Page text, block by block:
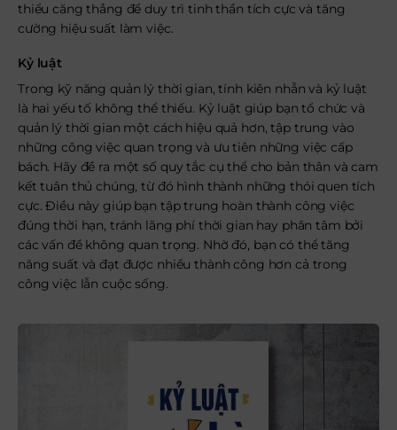
thiểu căng thẳng để duy trì tinh thần tích cực và tăng
cường hiệu suất làm việc.
Kỷ luật
Trong kỹ năng quản lý thời gian, tính kiên nhẫn và kỷ luật
là hai yếu tố không thể thiếu. Kỷ luật giúp bạn tổ chức và
quản lý thời gian một cách hiệu quả hơn, tập trung vào
những công việc quan trọng và ưu tiên những việc cấp
bách. Hãy đề ra một số quy tắc cụ thể cho bản thân và cam
kết tuân thủ chúng, từ đó hình thành những thói quen tích
cực. Điều này giúp bạn tập trung hoàn thành công việc
đúng thời hạn, tránh lãng phí thời gian hay phân tâm bởi
các vấn đề không quan trọng. Nhờ đó, bạn có thể tăng
năng suất và đạt được nhiều thành công hơn cả trong
công việc lẫn cuộc sống.